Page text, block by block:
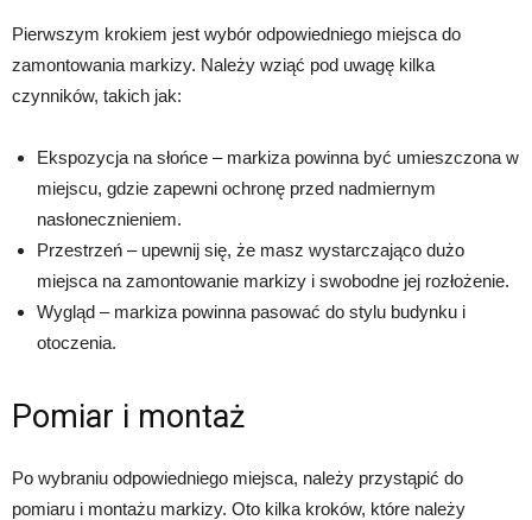
Pierwszym krokiem jest wybór odpowiedniego miejsca do
zamontowania markizy. Należy wziąć pod uwagę kilka
czynników, takich jak:
Ekspozycja na słońce – markiza powinna być umieszczona w
miejscu, gdzie zapewni ochronę przed nadmiernym
nasłonecznieniem.
Przestrzeń – upewnij się, że masz wystarczająco dużo
miejsca na zamontowanie markizy i swobodne jej rozłożenie.
Wygląd – markiza powinna pasować do stylu budynku i
otoczenia.
Pomiar i montaż
Po wybraniu odpowiedniego miejsca, należy przystąpić do
pomiaru i montażu markizy. Oto kilka kroków, które należy